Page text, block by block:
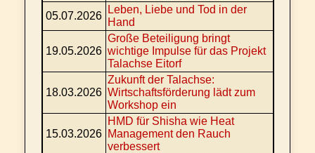
05.07.2026
Leben, Liebe und Tod in der
Hand
19.05.2026
Große Beteiligung bringt
wichtige Impulse für das Projekt
Talachse Eitorf
18.03.2026
Zukunft der Talachse:
Wirtschaftsförderung lädt zum
Workshop ein
15.03.2026
HMD für Shisha wie Heat
Management den Rauch
verbessert